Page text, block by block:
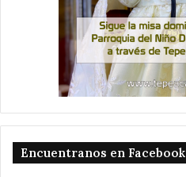
Encuentranos en Facebook